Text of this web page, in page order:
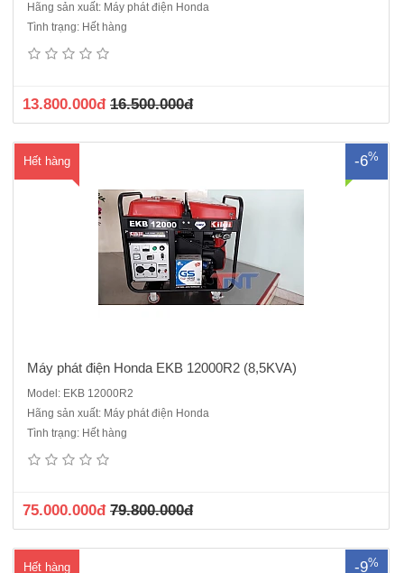
Hãng sản xuất: Máy phát điện Honda
Tình trạng: Hết hàng
13.800.000đ 16.500.000đ
Hết hàng -6%
Máy phát điện Honda EKB 12000 R2 Kiểu Honda GX 630 Đây là loại
xilanh, làm mát bằng gió Dung tích xilanh 630 cc Công suất cực đại
Máy phát điện Honda EKB 12000R2 (8,5KVA)
Model: EKB 12000R2
Hãng sản xuất: Máy phát điện Honda
Tình trạng: Hết hàng
75.000.000đ 79.800.000đ
Hết hàng -9%
Xuất xứ: Hữu Toàn - Việt Nam lắp ráp máy chính hãngBảo hành 2
máy phát điện: Máy phát 1 phaKiểu động cơ của máy phát: Động cơ 4